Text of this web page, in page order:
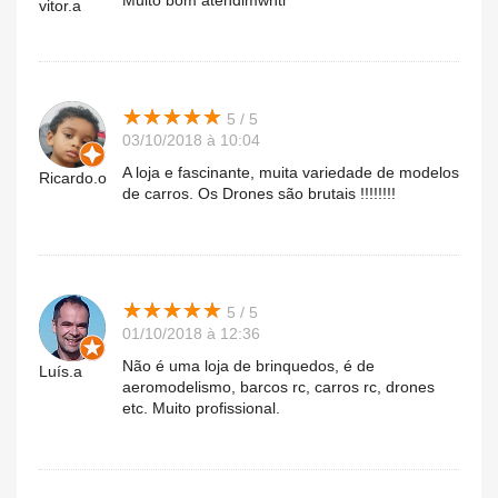
vitor.a
Ricardo.o
★★★★★
★★★★★ 5 / 5
03/10/2018 à 10:04
A loja e fascinante, muita variedade de modelos
de carros. Os Drones são brutais !!!!!!!!
Luís.a
★★★★★
★★★★★ 5 / 5
01/10/2018 à 12:36
Não é uma loja de brinquedos, é de
aeromodelismo, barcos rc, carros rc, drones
etc. Muito profissional.